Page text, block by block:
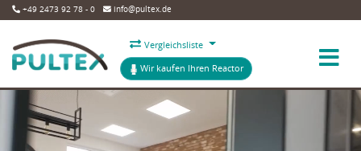
+49 2473 92 78 - 0 info@pultex.de
Vergleichsliste
Wir kaufen Ihren Reactor